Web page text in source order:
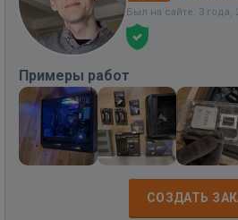
Был на сайте: 3 года,
Примеры работ
СОЗДАТЬ